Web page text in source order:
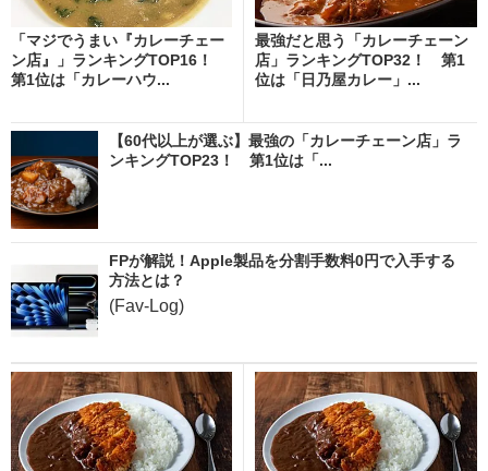
「マジでうまい『カレーチェー
ン店』」ランキングTOP16！
第1位は「カレーハウ...
最強だと思う「カレーチェーン
店」ランキングTOP32！ 第1
位は「日乃屋カレー」...
【60代以上が選ぶ】最強の「カレーチェーン店」ラ
ンキングTOP23！ 第1位は「...
FPが解説！Apple製品を分割手数料0円で入手する
方法とは？
(Fav-Log)